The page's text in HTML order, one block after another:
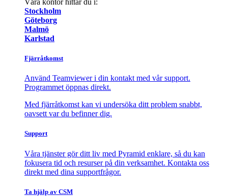
Våra kontor hittar du i:
Stockholm
Göteborg
Malmö
Karlstad
Fjärråtkomst
Använd Teamviewer i din kontakt med vår support.
Programmet öppnas direkt.
Med fjärråtkomst kan vi undersöka ditt problem snabbt,
oavsett var du befinner dig.
Support
Våra tjänster gör ditt liv med Pyramid enklare, så du kan
fokusera tid och resurser på din verksamhet. Kontakta oss
direkt med dina supportfrågor.
Ta hjälp av CSM